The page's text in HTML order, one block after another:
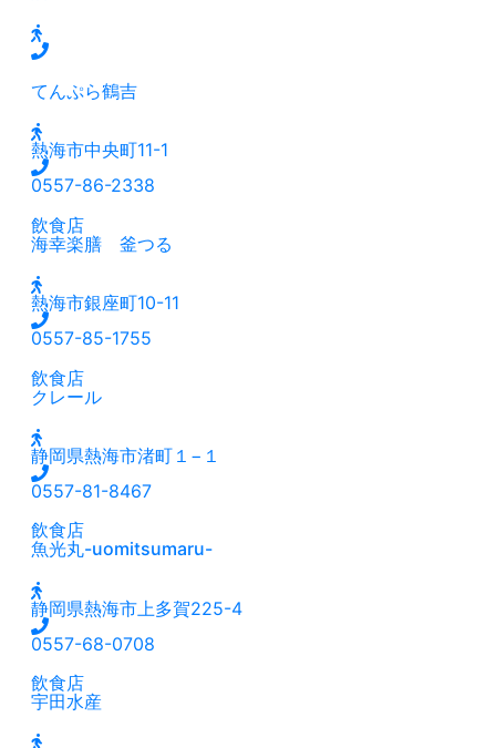
てんぷら鶴吉
熱海市中央町11-1
0557-86-2338
飲食店
海幸楽膳 釜つる
熱海市銀座町10-11
0557-85-1755
飲食店
クレール
静岡県熱海市渚町１−１
0557-81-8467
飲食店
魚光丸-uomitsumaru-
静岡県熱海市上多賀225-4
0557-68-0708
飲食店
宇田水産